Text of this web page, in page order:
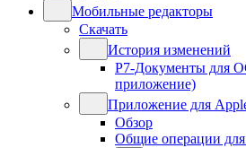
Мобильные редакторы
Скачать
История изменений
Р7-Документы для
приложение)
Приложение для
Обзор
Общие операции